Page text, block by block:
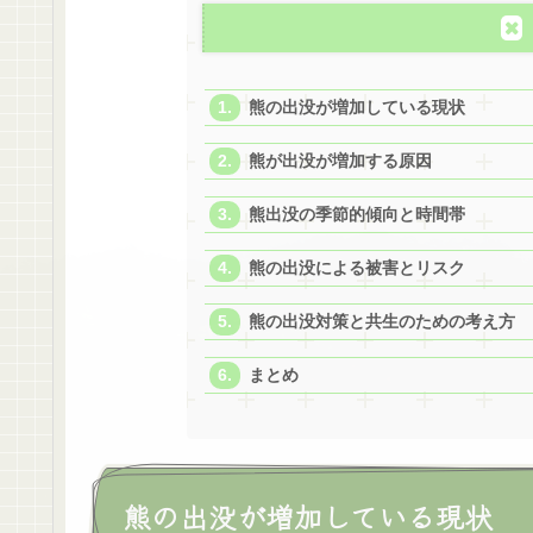
熊の出没が増加している現状
熊が出没が増加する原因
熊出没の季節的傾向と時間帯
熊の出没による被害とリスク
熊の出没対策と共生のための考え方
まとめ
熊の出没が増加している現状